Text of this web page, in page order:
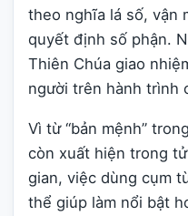
theo nghĩa lá số, vận
quyết định số phận.
Thiên Chúa giao
người trên hành trình
Vì từ “bản mệnh”
còn xuất hiện trong
gian, việc dùng cụm
thể giúp làm nổi bật